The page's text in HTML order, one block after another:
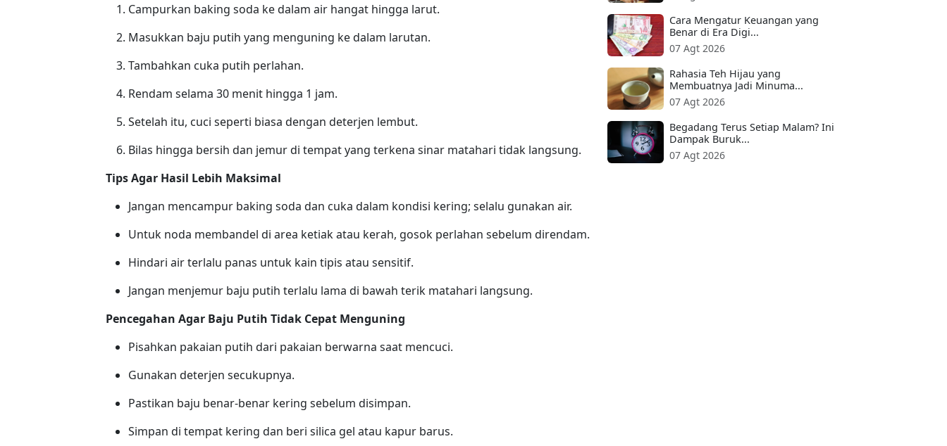
Campurkan baking soda ke dalam air hangat hingga larut.
Masukkan baju putih yang menguning ke dalam larutan.
Tambahkan cuka putih perlahan.
Rendam selama 30 menit hingga 1 jam.
Setelah itu, cuci seperti biasa dengan deterjen lembut.
Bilas hingga bersih dan jemur di tempat yang terkena sinar matahari tidak langsung.
Tips Agar Hasil Lebih Maksimal
Jangan mencampur baking soda dan cuka dalam kondisi kering; selalu gunakan air.
Untuk noda membandel di area ketiak atau kerah, gosok perlahan sebelum direndam.
Hindari air terlalu panas untuk kain tipis atau sensitif.
Jangan menjemur baju putih terlalu lama di bawah terik matahari langsung.
Pencegahan Agar Baju Putih Tidak Cepat Menguning
Pisahkan pakaian putih dari pakaian berwarna saat mencuci.
Gunakan deterjen secukupnya.
Pastikan baju benar-benar kering sebelum disimpan.
Simpan di tempat kering dan beri silica gel atau kapur barus.
Cara Mengatur Keuangan yang
Benar di Era Digi...
07 Agt 2026
Rahasia Teh Hijau yang
Membuatnya Jadi Minuma...
07 Agt 2026
Begadang Terus Setiap Malam? Ini
Dampak Buruk...
07 Agt 2026